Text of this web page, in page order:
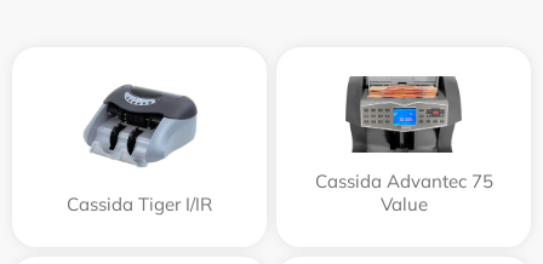
Cassida Tiger I/IR
Cassida Advantec 75
Value